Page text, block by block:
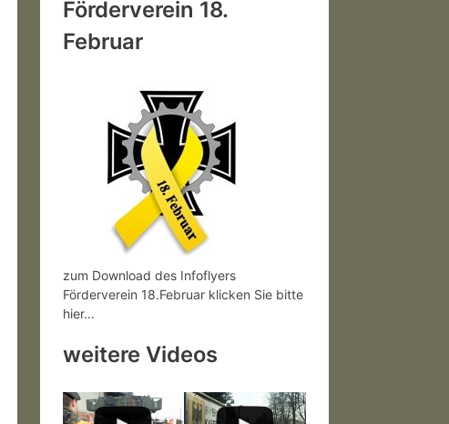
Förderverein 18.
Februar
zum Download des Infoflyers
Förderverein 18.Februar klicken Sie bitte
hier…
weitere Videos